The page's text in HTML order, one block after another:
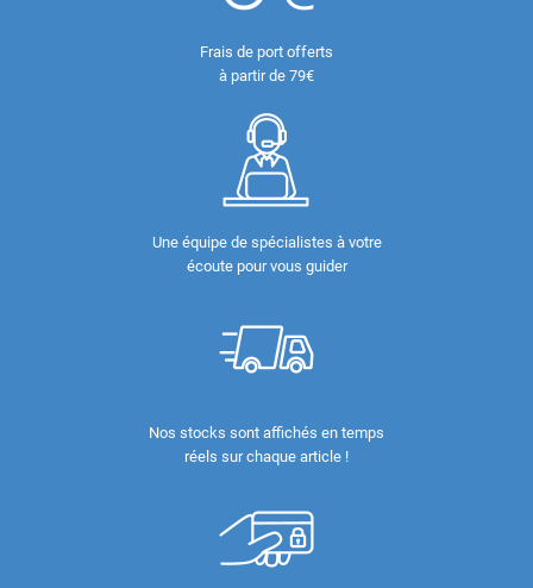
Frais de port offerts
à partir de 79€
Une équipe de spécialistes à votre
écoute pour vous guider
Nos stocks sont affichés en temps
réels sur chaque article !